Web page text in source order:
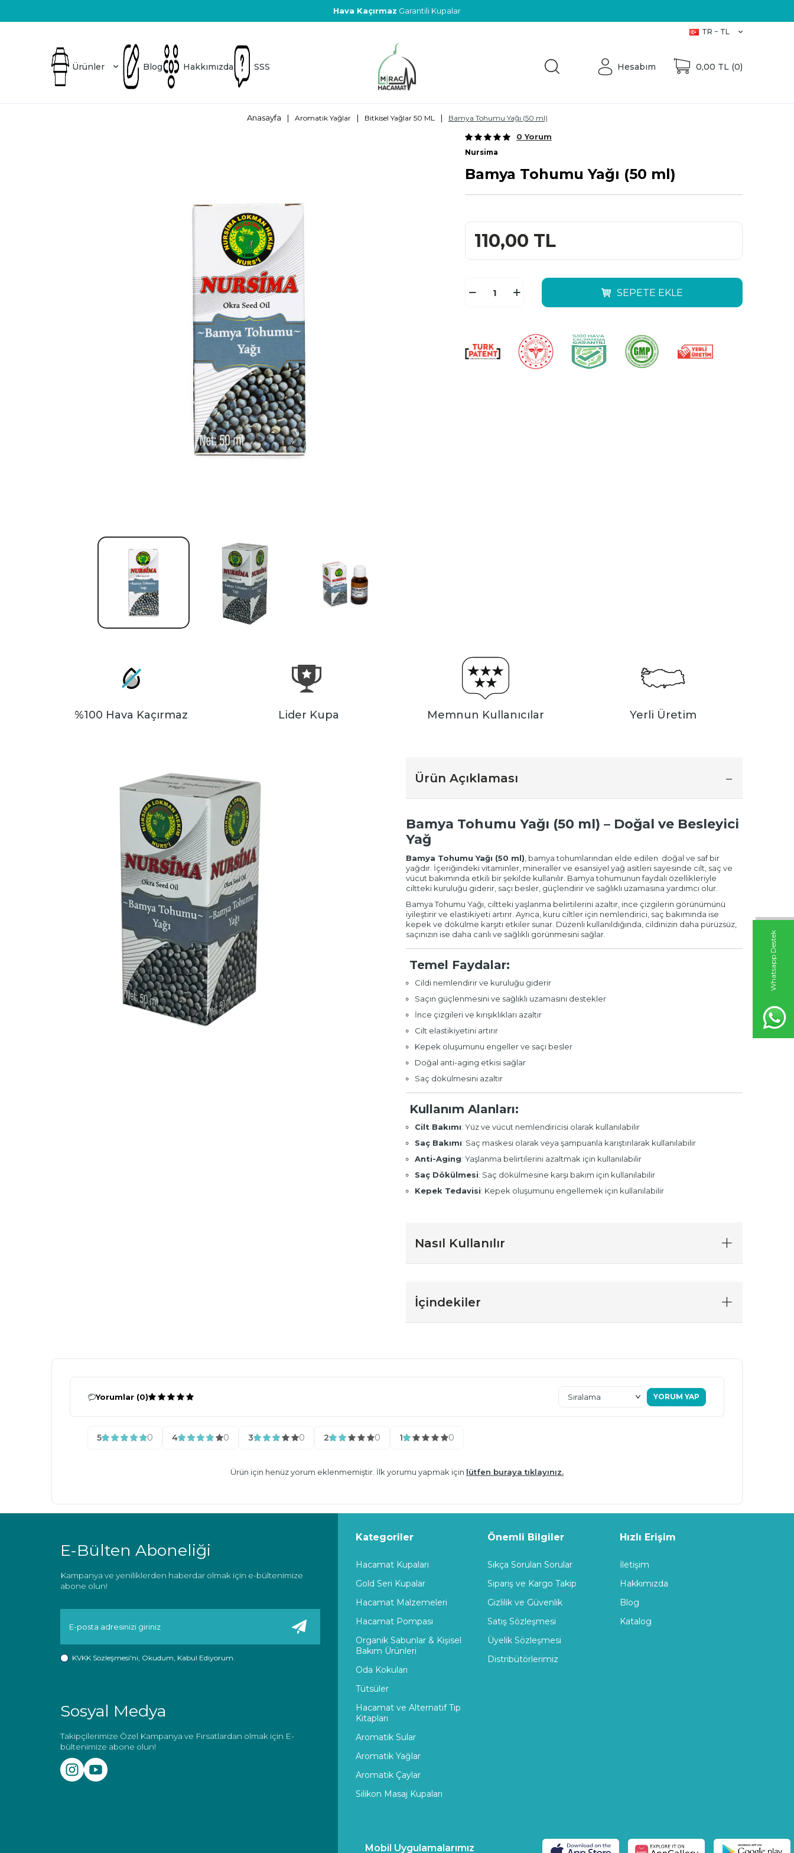
W
h
t
s
a
p
p
D
e
s
t
e
k
H
a
t
t
Hava KaçırmazGarantili Kupalar
TR − TL
Ürünler Blog Hakkımızda SSS Hesabım 0,00 TL (0)
Anasayfa | Aromatik Yağlar | Bitkisel Yağlar 50 ML | Bamya Tohumu Yağı (50 ml)
0 Yorum
Nursima
Bamya Tohumu Yağı (50 ml)
110,00 TL
SEPETE EKLE
%100 Hava Kaçırmaz Lider Kupa Memnun Kullanıcılar Yerli Üretim
Ürün Açıklaması
Bamya Tohumu Yağı (50 ml) – Doğal ve Besleyici
Yağ
Bamya Tohumu Yağı (50 ml), bamya tohumlarından elde edilen doğal ve saf bir
yağdır. İçeriğindeki vitaminler, mineraller ve esansiyel yağ asitleri sayesinde cilt, saç ve
vücut bakımında etkili bir şekilde kullanılır. Bamya tohumunun faydalı özellikleriyle
ciltteki kuruluğu giderir, saçı besler, güçlendirir ve sağlıklı uzamasına yardımcı olur.
Bamya Tohumu Yağı, ciltteki yaşlanma belirtilerini azaltır, ince çizgilerin görünümünü
iyileştirir ve elastikiyeti artırır. Ayrıca, kuru ciltler için nemlendirici, saç bakımında ise
kepek ve dökülme karşıtı etkiler sunar. Düzenli kullanıldığında, cildinizin daha pürüzsüz,
saçınızın ise daha canlı ve sağlıklı görünmesini sağlar.
Temel Faydalar:
Cildi nemlendirir ve kuruluğu giderir
Saçın güçlenmesini ve sağlıklı uzamasını destekler
İnce çizgileri ve kırışıklıkları azaltır
Cilt elastikiyetini artırır
Kepek oluşumunu engeller ve saçı besler
Doğal anti-aging etkisi sağlar
Saç dökülmesini azaltır
Kullanım Alanları:
Cilt Bakımı: Yüz ve vücut nemlendiricisi olarak kullanılabilir
Saç Bakımı: Saç maskesi olarak veya şampuanla karıştırılarak kullanılabilir
Anti-Aging: Yaşlanma belirtilerini azaltmak için kullanılabilir
Saç Dökülmesi: Saç dökülmesine karşı bakım için kullanılabilir
Kepek Tedavisi: Kepek oluşumunu engellemek için kullanılabilir
Nasıl Kullanılır
İçindekiler
Yorumlar (0) YORUM YAP
5 0 4 0 3 0 2 0 1 0
Ürün için henüz yorum eklenmemiştir. İlk yorumu yapmak için lütfen buraya tıklayınız.
E-Bülten Aboneliği
Kampanya ve yeniliklerden haberdar olmak için e-bültenimize
abone olun!
KVKK Sözleşmesi'ni, Okudum, Kabul Ediyorum.
Sosyal Medya
Takipçilerimize Özel Kampanya ve Fırsatlardan olmak için E-
bültenimize abone olun!
Kategoriler
Hacamat Kupaları
Gold Seri Kupalar
Hacamat Malzemeleri
Hacamat Pompası
Organik Sabunlar & Kişisel
Bakım Ürünleri
Oda Kokuları
Tütsüler
Hacamat ve Alternatif Tıp
Kitapları
Aromatik Sular
Aromatik Yağlar
Aromatik Çaylar
Silikon Masaj Kupaları
Önemli Bilgiler
Sıkça Sorulan Sorular
Sipariş ve Kargo Takip
Gizlilik ve Güvenlik
Satış Sözleşmesi
Üyelik Sözleşmesi
Distribütörlerimiz
Hızlı Erişim
İletişim
Hakkımızda
Blog
Katalog
Mobil Uygulamalarımız